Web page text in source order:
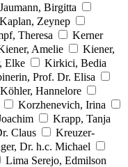
Jaumann, Birgitta
Kaplan, Zeynep
Theresa
Kerner
Amelie
Kiener,
Elke
Kirkici, Bedia
Prof. Dr. Elisa
Köhler, Hannelore
Korzhenevich, Irina
Krapp, Tanja
Claus
Kreuzer-
Dr. h.c. Michael
Lima Serejo, Edmilson